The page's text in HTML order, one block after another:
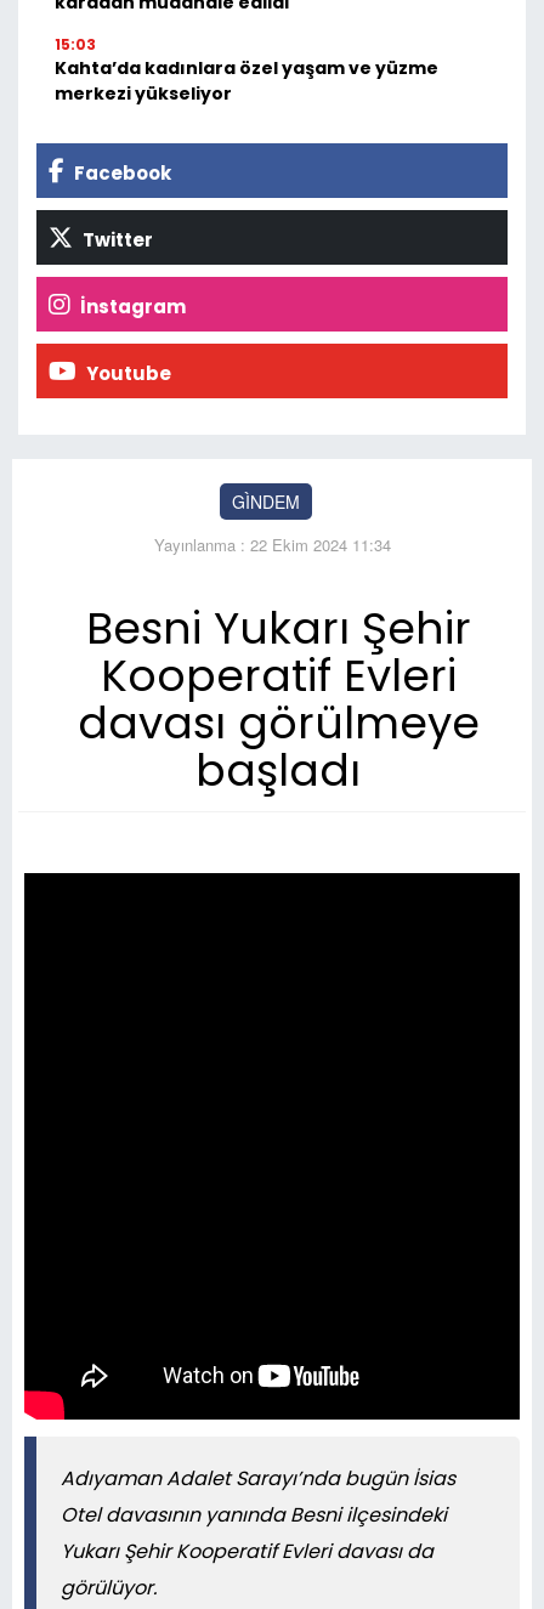
15:03
Kahta’da kadınlara özel yaşam ve yüzme
merkezi yükseliyor
Facebook
Twitter
İnstagram
Youtube
GÌNDEM
Yayınlanma : 22 Ekim 2024 11:34
Besni Yukarı Şehir
Kooperatif Evleri
davası görülmeye
başladı
Adıyaman Adalet Sarayı’nda bugün İsias
Otel davasının yanında Besni ilçesindeki
Yukarı Şehir Kooperatif Evleri davası da
görülüyor.